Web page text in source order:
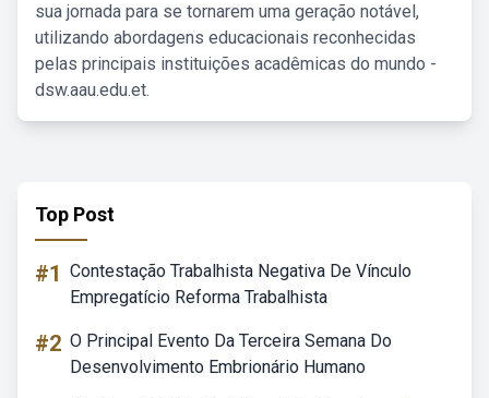
sua jornada para se tornarem uma geração notável,
utilizando abordagens educacionais reconhecidas
pelas principais instituições acadêmicas do mundo -
dsw.aau.edu.et.
Top Post
#1 Contestação Trabalhista Negativa De Vínculo
Empregatício Reforma Trabalhista
#2 O Principal Evento Da Terceira Semana Do
Desenvolvimento Embrionário Humano